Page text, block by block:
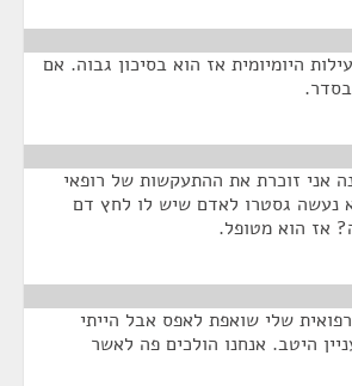
היומיומית אז הוא בסיכון גבוה. אם
אני זוכרת את ההתעקשות של רופאי
נעשה גסטרו לאדם שיש לו לחץ דם
אז הוא מטופל.
שלי שואפת לאפס אבל הייתי
היטב. אנחנו הולכים פה לאשר